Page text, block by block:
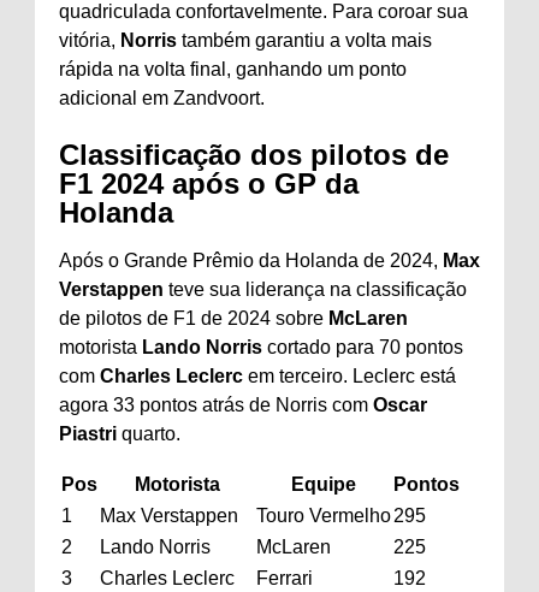
quadriculada confortavelmente. Para coroar sua
vitória, Norris também garantiu a volta mais
rápida na volta final, ganhando um ponto
adicional em Zandvoort.
Classificação dos pilotos de
F1 2024 após o GP da
Holanda
Após o Grande Prêmio da Holanda de 2024, Max
Verstappen teve sua liderança na classificação
de pilotos de F1 de 2024 sobre McLaren
motorista Lando Norris cortado para 70 pontos
com Charles Leclerc em terceiro. Leclerc está
agora 33 pontos atrás de Norris com Oscar
Piastri quarto.
Pos Motorista Equipe
Pontos
1
Max Verstappen Touro Vermelho295
2
Lando Norris McLaren
225
3
Charles Leclerc Ferrari
192